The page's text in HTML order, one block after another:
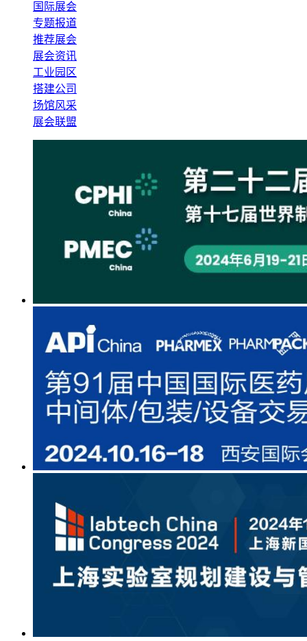
国际展会
专题报道
推荐展会
展会资讯
工业园区
搭建公司
场馆风采
展会联盟